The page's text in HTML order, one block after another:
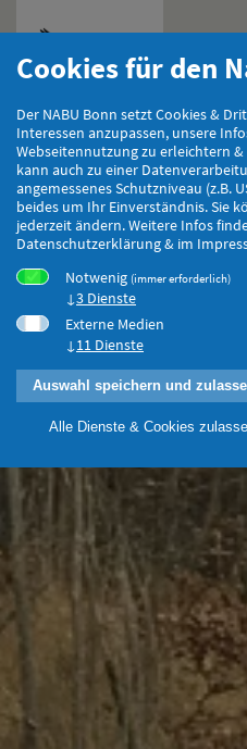
Cookies für den
Der NABU Bonn setzt Cookies &
Interessen anzupassen, unsere
Webseitennutzung zu erleichtern
kann auch zu einer
angemessenes Schutzniveau (z.B.
beides um Ihr Einverständnis. Sie
jederzeit ändern. Weitere Infos
Datenschutzerklärung & im
Notwenig (immer erforderlich)
3 Dienste
Externe Medien
11 Dienste
Auswahl speichern und
Alle Dienste & Cookies